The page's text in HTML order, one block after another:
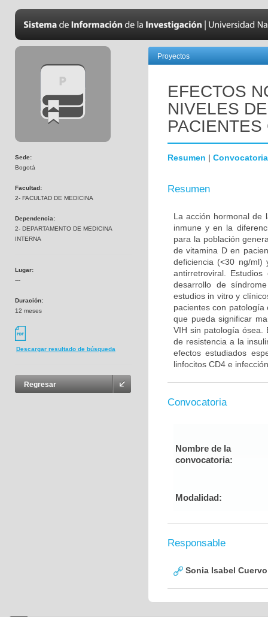
Sede:
Bogotá
Facultad:
2- FACULTAD DE MEDICINA
Dependencia:
2- DEPARTAMENTO DE MEDICINA
INTERNA
Lugar:
---
Duración:
12 meses
Descargar resultado de búsqueda
Regresar
Proyectos
EFECTOS
NIVELES
Resumen | Convocatoria
Resumen
La acción hormonal de
inmune y en la
para la población
de vitamina D en
deficiencia (<30 ng/ml)
antirretroviral.
desarrollo de
estudios in vitro y
pacientes con
que pueda significar
VIH sin patología ósea.
de resistencia a la
efectos estudiados
linfocitos CD4 e
Convocatoria
Nombre de la
convocatoria:
Modalidad:
Responsable
Sonia Isabel